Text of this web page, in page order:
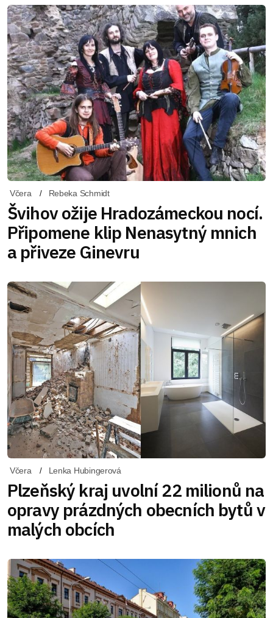
Včera Rebeka Schmidt
Švihov ožije Hradozámeckou nocí.
Připomene klip Nenasytný mnich
a přiveze Ginevru
Včera Lenka Hubingerová
Plzeňský kraj uvolní 22 milionů na
opravy prázdných obecních bytů v
malých obcích